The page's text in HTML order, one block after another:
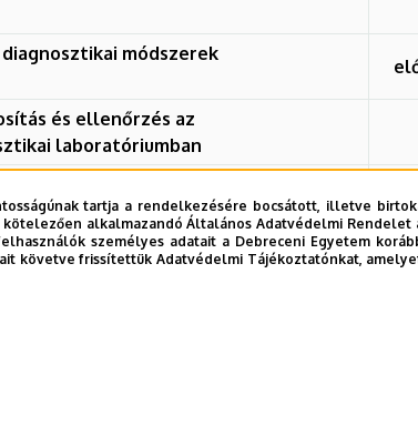
módszerek
és ellenőrzés az
laboratóriumban
tartja a rendelkezésére bocsátott, illetve
kötelezően alkalmazandó Általános Adatvédelmi
személyes adatait a Debreceni Egyetem
követve frissítettük Adatvédelmi Tájékoztatónkat,